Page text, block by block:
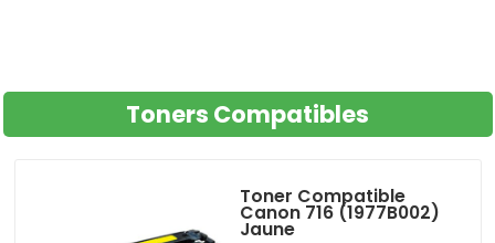
Toners Compatibles
Toner Compatible
Canon 716 (1977B002)
Jaune